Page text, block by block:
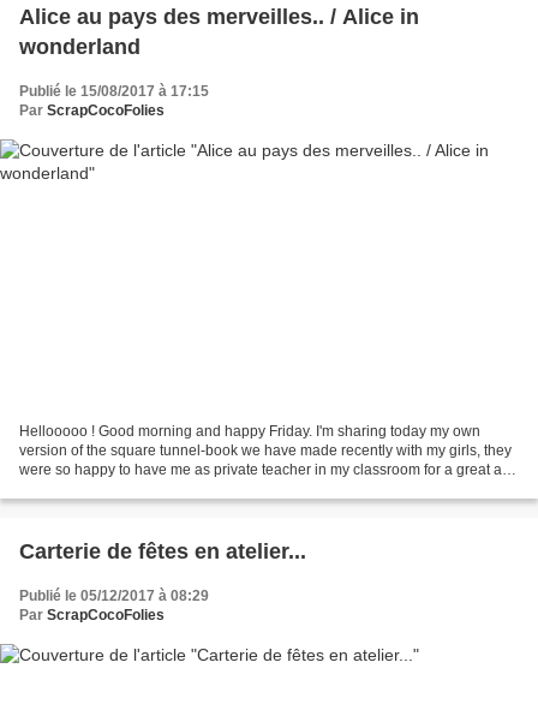
Alice au pays des merveilles.. / Alice in
wonderland
Publié le 15/08/2017 à 17:15
Par ScrapCocoFolies
Hellooooo ! Good morning and happy Friday. I'm sharing today my own
version of the square tunnel-book we have made recently with my girls, they
were so happy to have me as private teacher in my classroom for a great and
Carterie de fêtes en atelier...
Publié le 05/12/2017 à 08:29
Par ScrapCocoFolies